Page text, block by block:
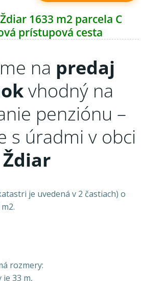
1633 m2 parcela C
prístupová cesta
na predaj
vhodný na
penziónu –
s úradmi v obci
Ždiar
je uvedená v 2 častiach) o
rozmery:
33 m,